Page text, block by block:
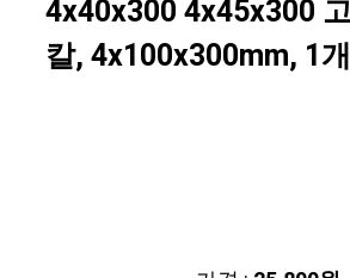
4x40x300 4x45x300
칼, 4x100x300mm, 1개